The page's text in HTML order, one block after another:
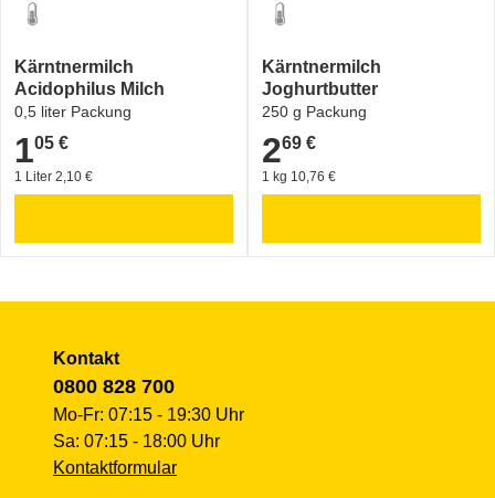
Kärntnermilch
Acidophilus Milch
0,5 liter Packung
1,05 €
105 €
1 Liter 2,10 €
Kärntnermilch
Joghurtbutter
250 g Packung
2,69 €
269 €
1 kg 10,76 €
Kontakt
0800 828 700
Mo-Fr: 07:15 - 19:30 Uhr
Sa: 07:15 - 18:00 Uhr
Kontaktformular